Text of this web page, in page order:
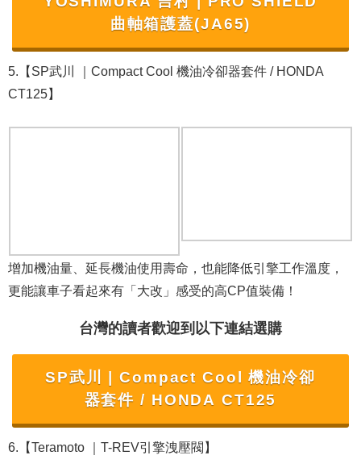
曲軸箱護蓋(JA65)
5.【SP武川 ｜Compact Cool 機油冷卻器套件 / HONDA
CT125】
增加機油量、延長機油使用壽命，也能降低引擎工作溫度，
更能讓車子看起來有「大改」感受的高CP值裝備！
台灣的讀者歡迎到以下連結選購
SP武川 | Compact Cool 機油冷卻
器套件 / HONDA CT125
6.【Teramoto ｜T-REV引擎洩壓閥】